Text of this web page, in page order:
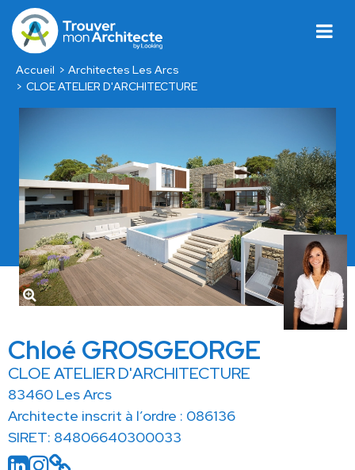
Accueil
Architectes Les Arcs
CLOE ATELIER D'ARCHITECTURE
Chloé GROSGEORGE
CLOE ATELIER D'ARCHITECTURE
83460 Les Arcs
Architecte inscrit à l’ordre : 086136
SIRET: 84806640300033